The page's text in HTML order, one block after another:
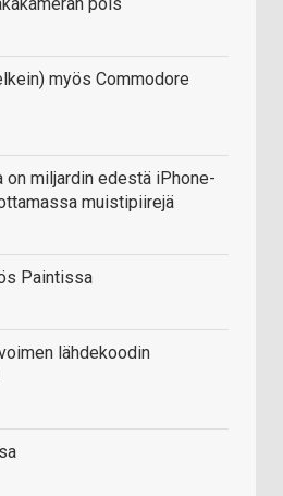
myös Commodore
on miljardin edestä iPhone-
muistipiirejä
Paintissa
lähdekoodin